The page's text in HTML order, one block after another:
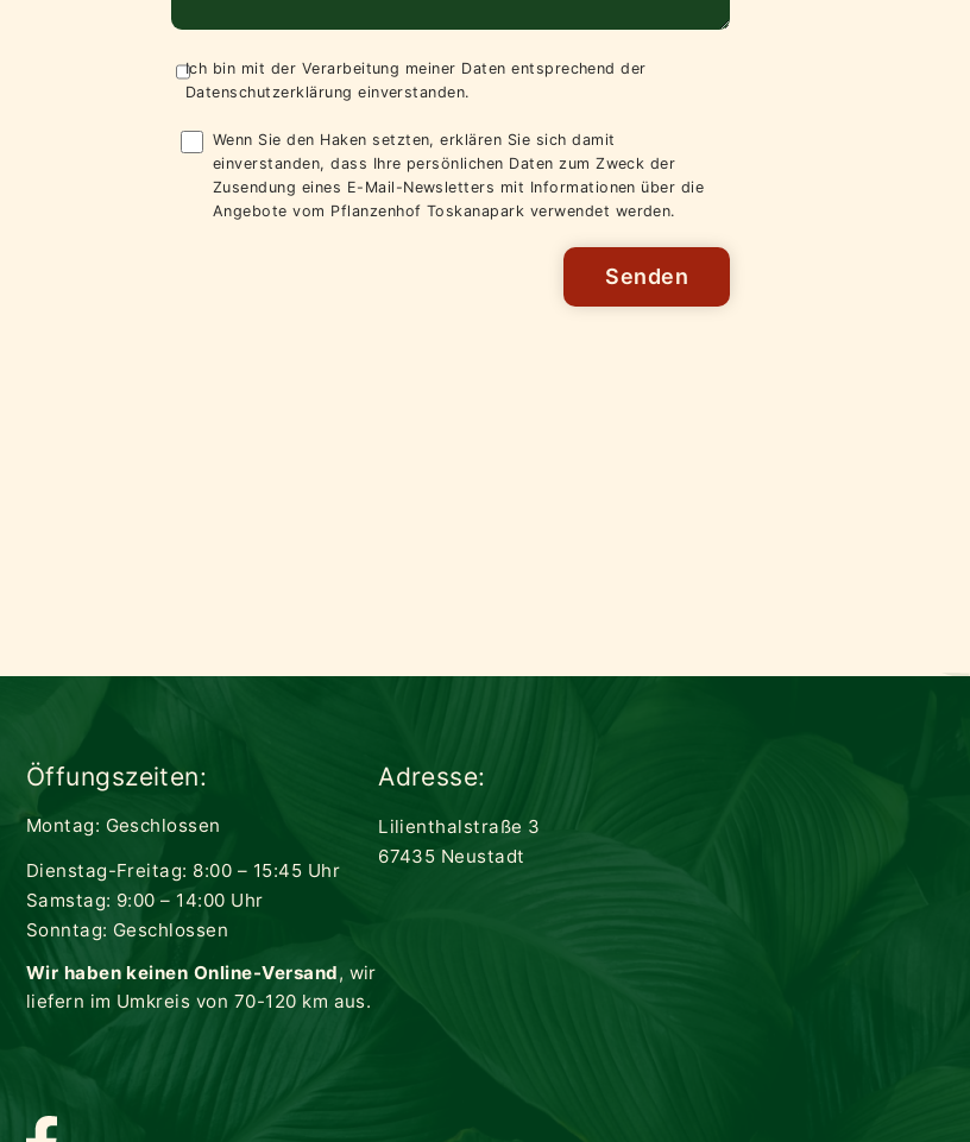
Ich bin mit der Verarbeitung meiner Daten entsprechend der
Datenschutzerklärung einverstanden.
Wenn Sie den Haken setzten, erklären Sie sich damit
einverstanden, dass Ihre persönlichen Daten zum Zweck der
Zusendung eines E-Mail-Newsletters mit Informationen über die
Angebote vom Pflanzenhof Toskanapark verwendet werden.
Senden
Öffungszeiten:
Montag: Geschlossen
Dienstag-Freitag: 8:00 – 15:45 Uhr
Samstag: 9:00 – 14:00 Uhr
Sonntag: Geschlossen
Wir haben keinen Online-Versand, wir
liefern im Umkreis von 70-120 km aus.
Adresse:
Lilienthalstraße 3
67435 Neustadt